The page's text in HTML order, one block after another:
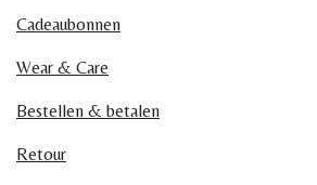
Cadeaubonnen
Wear & Care
Bestellen & betalen
Retour